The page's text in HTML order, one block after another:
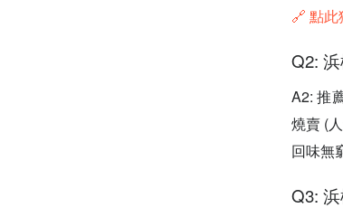
🔗 點
Q2:
A2: 推
燒賣 (
回味無
Q3: